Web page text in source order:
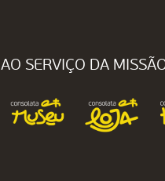
AO SERVIÇO DA